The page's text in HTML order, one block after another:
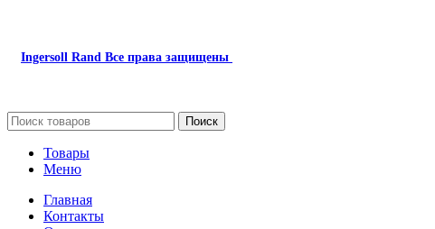
Ingersoll Rand Все права защищены
Поиск
Товары
Меню
Главная
Контакты